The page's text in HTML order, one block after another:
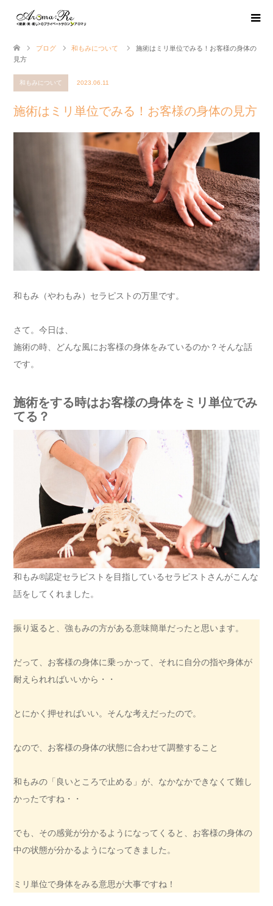
ブログ 和もみについて
施術はミリ単位でみる！お客様の身体の
見方
和もみについて 2023.06.11
施術はミリ単位でみる！お客様の身体の見方
和もみ（やわもみ）セラピストの万里です。
さて。今日は、
施術の時、どんな風にお客様の身体をみているのか？そんな話
です。
施術をする時はお客様の身体をミリ単位でみ
てる？
和もみ®認定セラピストを目指しているセラピストさんがこんな
話をしてくれました。
振り返ると、強もみの方がある意味簡単だったと思います。
だって、お客様の身体に乗っかって、それに自分の指や身体が
耐えられればいいから・・
とにかく押せればいい。そんな考えだったので。
なので、お客様の身体の状態に合わせて調整すること
和もみの「良いところで止める」が、なかなかできなくて難し
かったですね・・
でも、その感覚が分かるようになってくると、お客様の身体の
中の状態が分かるようになってきました。
ミリ単位で身体をみる意思が大事ですね！